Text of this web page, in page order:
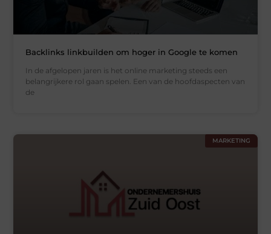
Backlinks linkbuilden om hoger in Google te komen
In de afgelopen jaren is het online marketing steeds een
belangrijkere rol gaan spelen. Een van de hoofdaspecten van
de
MARKETING